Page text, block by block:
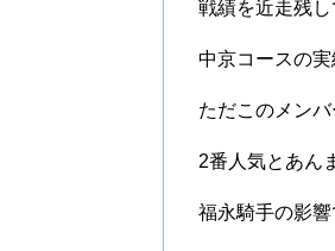
戦績を近走残し
中京コースの
ただこのメン
2番人気とあん
福永騎手の影響